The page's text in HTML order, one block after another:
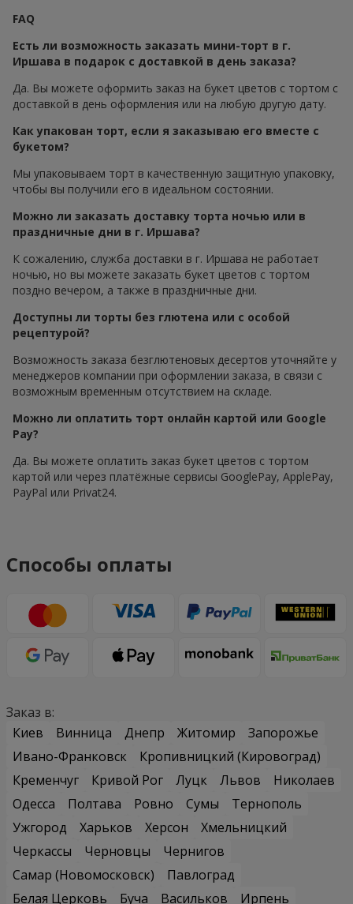
FAQ
Есть ли возможность заказать мини-торт в г.
Иршава в подарок с доставкой в день заказа?
Да. Вы можете оформить заказ на букет цветов с тортом с
доставкой в день оформления или на любую другую дату.
Как упакован торт, если я заказываю его вместе с
букетом?
Мы упаковываем торт в качественную защитную упаковку,
чтобы вы получили его в идеальном состоянии.
Можно ли заказать доставку торта ночью или в
праздничные дни в г. Иршава?
К сожалению, служба доставки в г. Иршава не работает
ночью, но вы можете заказать букет цветов с тортом
поздно вечером, а также в праздничные дни.
Доступны ли торты без глютена или с особой
рецептурой?
Возможность заказа безглютеновых десертов уточняйте у
менеджеров компании при оформлении заказа, в связи с
возможным временным отсутствием на складе.
Можно ли оплатить торт онлайн картой или Google
Pay?
Да. Вы можете оплатить заказ букет цветов с тортом
картой или через платёжные сервисы GooglePay, ApplePay,
PayPal или Privat24.
Способы оплаты
Заказ в:
Киев
Винница Днепр Житомир
Запорожье
Ивано-Франковск
Кропивницкий (Кировоград)
Кременчуг
Кривой Рог Луцк Львов
Николаев
Одесса
Полтава Ровно Сумы
Тернополь
Ужгород
Харьков Херсон
Хмельницкий
Черкассы
Черновцы
Чернигов
Самар (Новомосковск)
Павлоград
Белая Церковь
Буча Васильков
Ирпень